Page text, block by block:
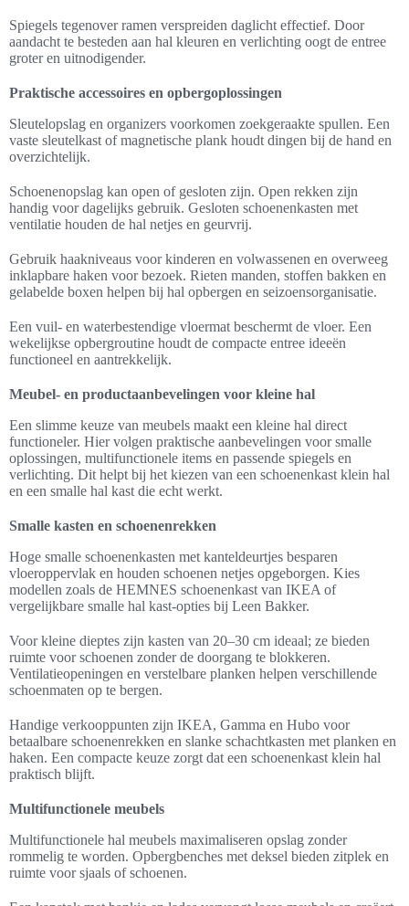
Spiegels tegenover ramen verspreiden daglicht effectief. Door
aandacht te besteden aan hal kleuren en verlichting oogt de entree
groter en uitnodigender.
Praktische accessoires en opbergoplossingen
Sleutelopslag en organizers voorkomen zoekgeraakte spullen. Een
vaste sleutelkast of magnetische plank houdt dingen bij de hand en
overzichtelijk.
Schoenenopslag kan open of gesloten zijn. Open rekken zijn
handig voor dagelijks gebruik. Gesloten schoenenkasten met
ventilatie houden de hal netjes en geurvrij.
Gebruik haakniveaus voor kinderen en volwassenen en overweeg
inklapbare haken voor bezoek. Rieten manden, stoffen bakken en
gelabelde boxen helpen bij hal opbergen en seizoensorganisatie.
Een vuil- en waterbestendige vloermat beschermt de vloer. Een
wekelijkse opbergroutine houdt de compacte entree ideeën
functioneel en aantrekkelijk.
Meubel- en productaanbevelingen voor kleine hal
Een slimme keuze van meubels maakt een kleine hal direct
functioneler. Hier volgen praktische aanbevelingen voor smalle
oplossingen, multifunctionele items en passende spiegels en
verlichting. Dit helpt bij het kiezen van een schoenenkast klein hal
en een smalle hal kast die echt werkt.
Smalle kasten en schoenenrekken
Hoge smalle schoenenkasten met kanteldeurtjes besparen
vloeroppervlak en houden schoenen netjes opgeborgen. Kies
modellen zoals de HEMNES schoenenkast van IKEA of
vergelijkbare smalle hal kast-opties bij Leen Bakker.
Voor kleine dieptes zijn kasten van 20–30 cm ideaal; ze bieden
ruimte voor schoenen zonder de doorgang te blokkeren.
Ventilatieopeningen en verstelbare planken helpen verschillende
schoenmaten op te bergen.
Handige verkooppunten zijn IKEA, Gamma en Hubo voor
betaalbare schoenenrekken en slanke schachtkasten met planken en
haken. Een compacte keuze zorgt dat een schoenenkast klein hal
praktisch blijft.
Multifunctionele meubels
Multifunctionele hal meubels maximaliseren opslag zonder
rommelig te worden. Opbergbenches met deksel bieden zitplek en
ruimte voor sjaals of schoenen.